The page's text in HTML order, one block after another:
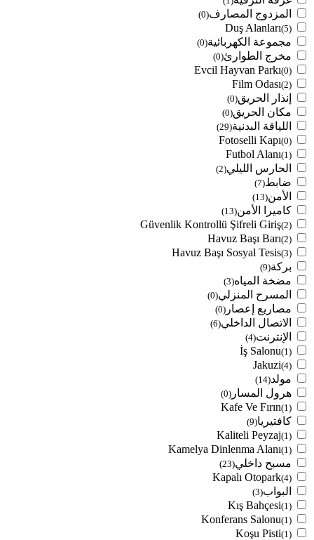
المزدوج المصارف(0)
Duş Alanları(5)
مجموعة الكهربائية(0)
مخرج الطوارئ(0)
Evcil Hayvan Parkı(0)
Film Odası(2)
إنذار الحريق(0)
مكان الحريق(0)
اللياقة البدنية(29)
Fotoselli Kapı(0)
Futbol Alanı(1)
الحارس الليلي(2)
ضابط(7)
الأمن(13)
كاميرا الأمن(13)
Güvenlik Kontrollü Şifreli Giriş(2)
Havuz Başı Barı(2)
Havuz Başı Sosyal Tesis(3)
بركة(9)
مضخة المياه(3)
المسرح المنزلي(0)
مصاريع إعصار (0)
الاتصال الداخلي(6)
الإنترنت(4)
İş Salonu(1)
Jakuzi(4)
مولد(14)
هرول المسار (0)
Kafe Ve Fırın(1)
كافتيريا(9)
Kaliteli Peyzaj(1)
Kamelya Dinlenma Alanı(1)
مسبح داخلي(23)
Kapalı Otopark(4)
البواب(3)
Kış Bahçesi(1)
Konferans Salonu(1)
Koşu Pisti(1)